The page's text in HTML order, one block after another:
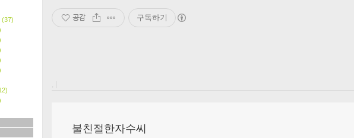
(37)
공감 구독하기
, |
불친절한자수씨